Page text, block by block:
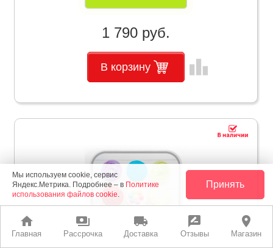
home
Главная
payments
Рассрочка
local_shipping
Доставка
rate_review
Отзывы
place
Магазин
1 790 руб.
В корзину leaderboard
Мы используем cookie, сервис
Яндекс.Метрика. Подробнее – в Политике
использования файлов cookie.
Принять